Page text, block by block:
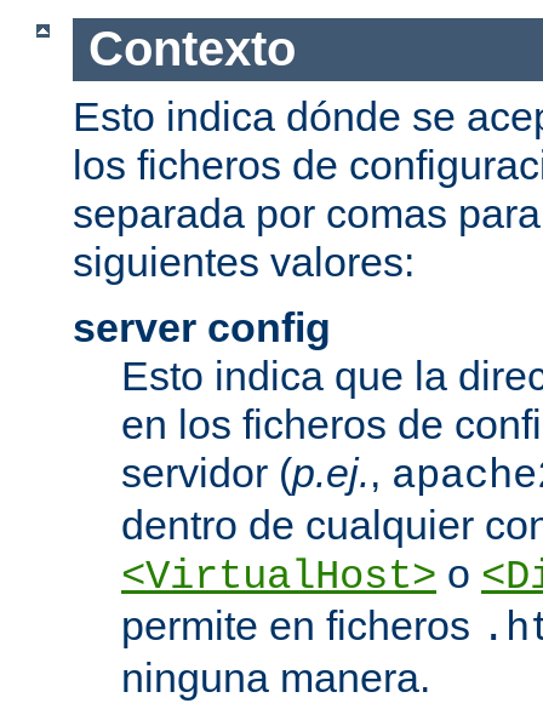
Contexto
Esto indica dónde se
los ficheros de
separada por comas
siguientes valores:
server config
Esto indica que la
en los ficheros de
servidor (p.ej.,
dentro de cualquier
<VirtualHost> o
permite en ficheros
ninguna manera.